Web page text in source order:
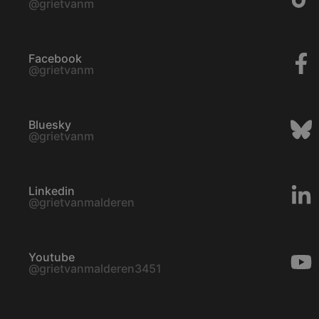
@grietvanm
Facebook
@grietvanm
Bluesky
@grietvanm
Linkedin
@grietvanmalderen
Youtube
@grietvanmalderen3451